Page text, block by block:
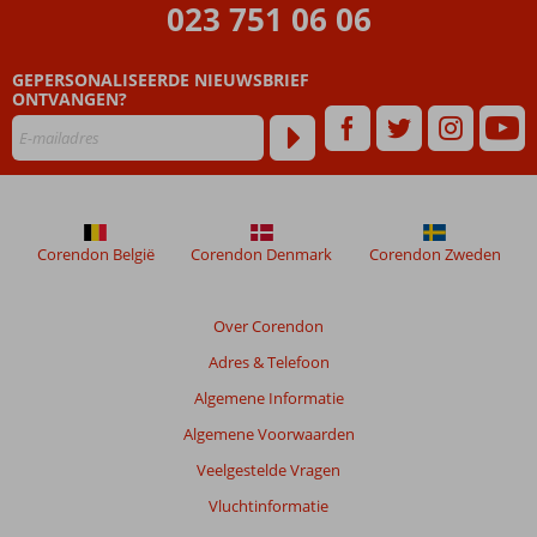
Heerlijk
zwembad,
relaxed
genieten
023 751 06 06
GEPERSONALISEERDE NIEUWSBRIEF
ONTVANGEN?
Over Corendon
Adres & Telefoon
Algemene Informatie
Algemene Voorwaarden
Veelgestelde Vragen
Vluchtinformatie
Corendon België Corendon Denmark Corendon Zweden